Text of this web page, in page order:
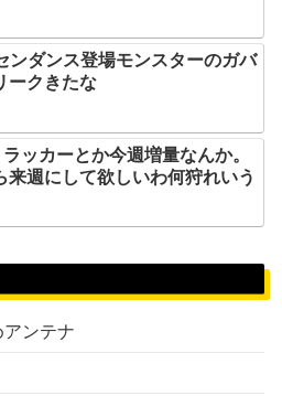
ンダンス登場モンスターのガバ
ークきたな
ラッカーとか今週増量なんか。
来週にして欲しいわ何狩れいう
ンテナ